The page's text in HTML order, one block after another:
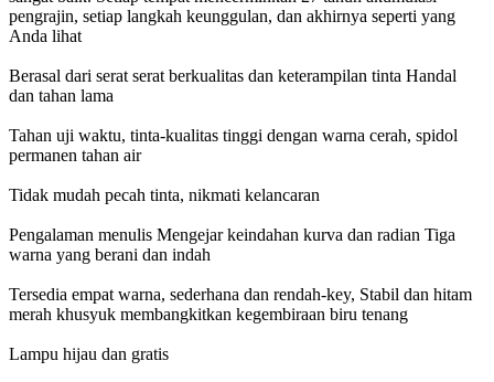
pengrajin, setiap langkah keunggulan, dan akhirnya seperti yang
Anda lihat
Berasal dari serat serat berkualitas dan keterampilan tinta Handal
dan tahan lama
Tahan uji waktu, tinta-kualitas tinggi dengan warna cerah, spidol
permanen tahan air
Tidak mudah pecah tinta, nikmati kelancaran
Pengalaman menulis Mengejar keindahan kurva dan radian Tiga
warna yang berani dan indah
Tersedia empat warna, sederhana dan rendah-key, Stabil dan hitam
merah khusyuk membangkitkan kegembiraan biru tenang
Lampu hijau dan gratis